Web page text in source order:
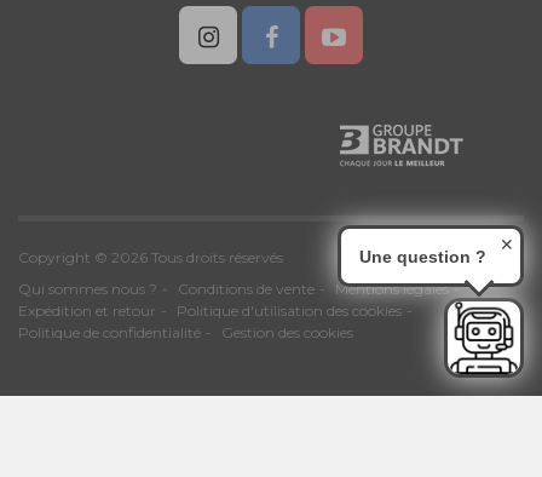
Copyright © 2026 Tous droits réservés
Qui sommes nous ?
Conditions de vente
Mentions légales
Expédition et retour
Politique d'utilisation des cookies
Politique de confidentialité
Gestion des cookies
Une question ?
✕